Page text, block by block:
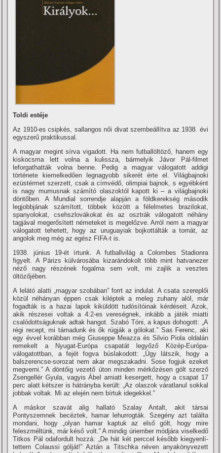
Toldi estéje
Az 1910-es csipkés, sallangos női divat szembeállí­tva az 1938. évi
egyszerű praktikussal.
A magyar megint sí­rva vigadott. Ha nem futballöltöző, hanem egy
kiskocsma lett volna a kulissza, bármelyik Jávor Pál-filmet
leforgathatták volna benne. Pedig a magyar válogatott addigi
története kiemelkedően legnagyobb sikerét érte el. Világbajnoki
ezüstérmet szerzett, csak a cí­mvédő, olimpiai bajnok, s egyébként
is nagy mumusnak számí­tó olaszoktól kapott ki – a világbajnoki
döntőben. A Mundial sorrendje alapján a földkerekség második
legjobbjának számí­tott, többek között a félelmetes brazilokat,
spanyolokat, csehszlovákokat és az osztrák válogatott néhány
tagjával megerősí­tett németeket is megelőzve. Arról nem a magyar
válogatott tehetett, hogy az uruguayiak bojkottálták a tornát, az
angolok meg még az egész FIFA-t is.
1938. június 19-ét í­rtunk. A futballvilág a Colombes Stadionra
figyelt. A Párizs külvárosába kizarándokolt több mint hatvanezer
néző nagy részének fogalma sem volt, mi zajlik a vesztes
öltözőjében.
A lelátó alatti „magyar szobában” forrt az indulat. A csata szereplői
közül néhányan éppen csak kiléptek a meleg zuhany alól, már
fogadták is a hazai lapok kiküldött tudósí­tóinak kérdéseit. Azok,
akik részesei voltak a 4:2-es vereségnek, inkább a játék miatti
csalódottságuknak adtak hangot. Szabó Tóni, a kapus dohogott: „A
régi recept, mi támadunk és ők rúgják a gólokat.” Sas Ferenc, aki
egy évvel korábban még Giuseppe Meazza és Silvio Piola oldalán
remekelt a Nyugat-Európa csapatát legyőző Közép-Európa-
válogatottban, a fejét fogva búslakodott: „Úgy látszik, hogy a
balszerencse-sorozat nem akar megszakadni. Sose fogjuk ezeket
megverni.” A döntőig vezető úton minden mérkőzésen gólt szerző
Zsengellér Gyula, vagyis Ábel amiatt kesergett, hogy a csapat 17
perc alatt kétszer is hátrányba került: „Az olaszok váratlanul sokkal
jobbak voltak. Mi az elején nem bí­rtuk idegekkel.”
A máskor szavát alig hallató Szalay Antalt, akit társai
Pontyszemnek becéztek, hamar lehurrogták. Szegény azt találta
mondani, hogy „olyan hamar kaptuk az első gólt, hogy mire
feleszméltünk, már késő volt.” A mindig úriember módjára viselkedő
Titkos Pál odafordult hozzá: „De hát két perccel később kiegyenlí­
tettem Colaussi gólját!” Aztán a Titschka néven anyakönyvezett